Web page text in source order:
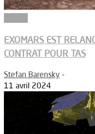
EXOMARS EST
CONTRAT POUR TAS
Stefan Barensky -
11 avril 2024